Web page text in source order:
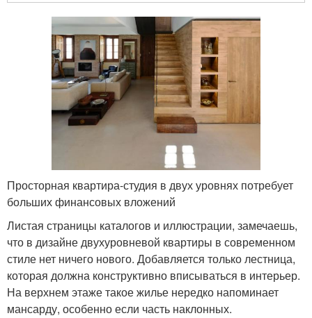
Просторная квартира-студия в двух уровнях потребует
больших финансовых вложений
Листая страницы каталогов и иллюстрации, замечаешь,
что в дизайне двухуровневой квартиры в современном
стиле нет ничего нового. Добавляется только лестница,
которая должна конструктивно вписываться в интерьер.
На верхнем этаже такое жилье нередко напоминает
мансарду, особенно если часть наклонных.